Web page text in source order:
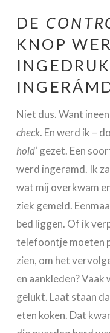
DE
KNOP
Niet dus. Want
check. En werd ik –
hold‘ gezet. Een
werd ingeramd. Ik
wat mij overkwam
ziek gemeld.
bed liggen. Of ik
telefoontje moeten
zien, om het
en aankleden?
gelukt. Laat staan
eten koken. Dat